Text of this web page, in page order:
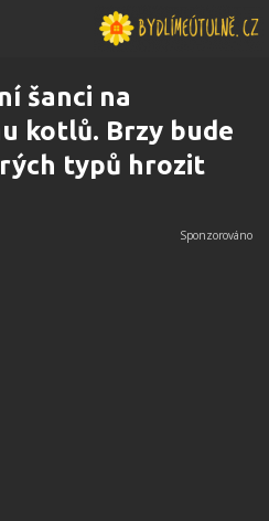
šanci na
kotlů. Brzy bude
typů hrozit